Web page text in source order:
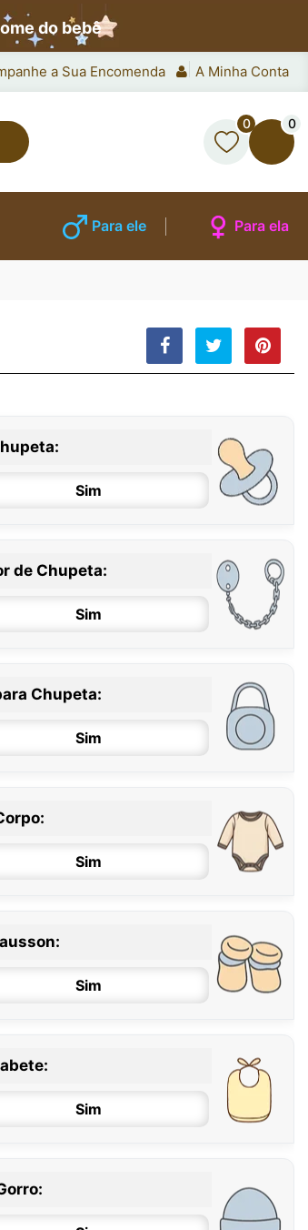
do bebê
a Sua Encomenda A Minha Conta
0 0
Para ele Para ela
Sim
de Chupeta:
Sim
Chupeta:
Sim
Sim
12 / 18 meses
Sim
Sim